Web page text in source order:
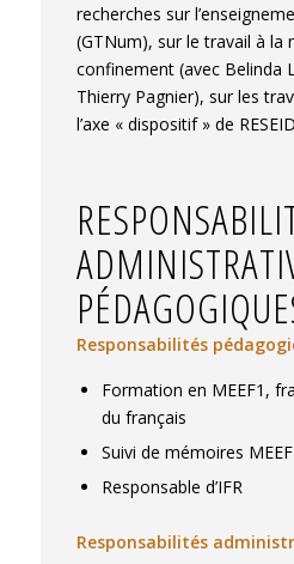
pour quels usages ?.La
modèles didactiques
enseignant.e.s
Poitiers INSPÉ, Oct
⟨hal-03172651⟩
échelle se cartographie
L’œuvre et l’extrait, lire la
Nov 2019,
04012567⟩
recherches sur
(GTNum), sur le travail à la
confinement (avec Belinda
Thierry Pagnier), sur les
l’axe « dispositif » de
Responsabilités
Formation en MEEF1,
du français
Suivi de mémoires
Responsable d’IFR
Responsabilités